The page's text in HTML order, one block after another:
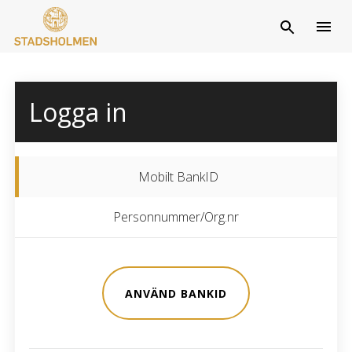
Logga in
Mobilt BankID
Personnummer/Org.nr